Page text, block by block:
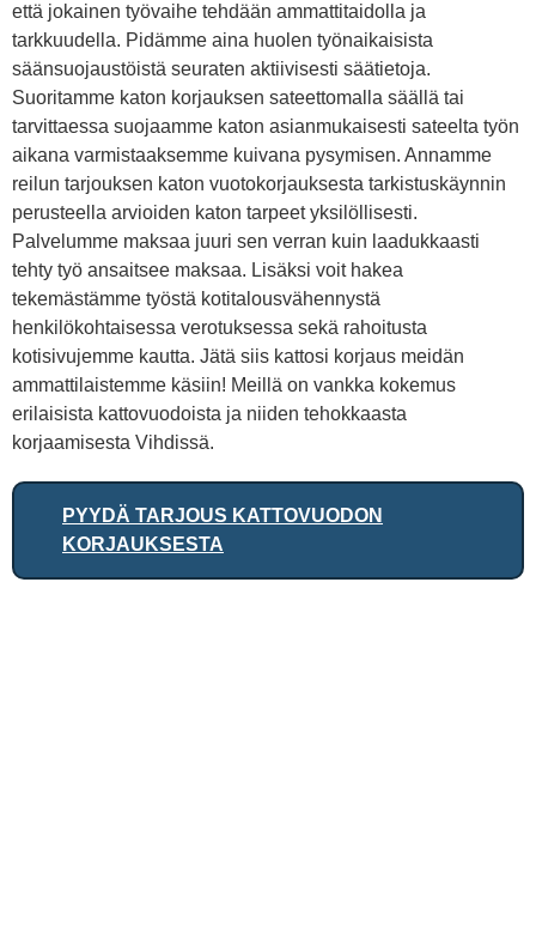
että jokainen työvaihe tehdään ammattitaidolla ja
tarkkuudella. Pidämme aina huolen työnaikaisista
säänsuojaustöistä seuraten aktiivisesti säätietoja.
Suoritamme katon korjauksen sateettomalla säällä tai
tarvittaessa suojaamme katon asianmukaisesti sateelta työn
aikana varmistaaksemme kuivana pysymisen. Annamme
reilun tarjouksen katon vuotokorjauksesta tarkistuskäynnin
perusteella arvioiden katon tarpeet yksilöllisesti.
Palvelumme maksaa juuri sen verran kuin laadukkaasti
tehty työ ansaitsee maksaa. Lisäksi voit hakea
tekemästämme työstä kotitalousvähennystä
henkilökohtaisessa verotuksessa sekä rahoitusta
kotisivujemme kautta. Jätä siis kattosi korjaus meidän
ammattilaistemme käsiin! Meillä on vankka kokemus
erilaisista kattovuodoista ja niiden tehokkaasta
korjaamisesta Vihdissä.
PYYDÄ TARJOUS KATTOVUODON
KORJAUKSESTA